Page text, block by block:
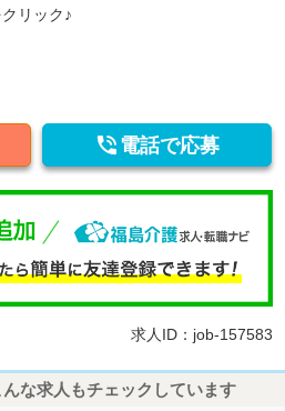
リック♪
 電話で応募
求人ID：job-157583
な求人もチェックしています